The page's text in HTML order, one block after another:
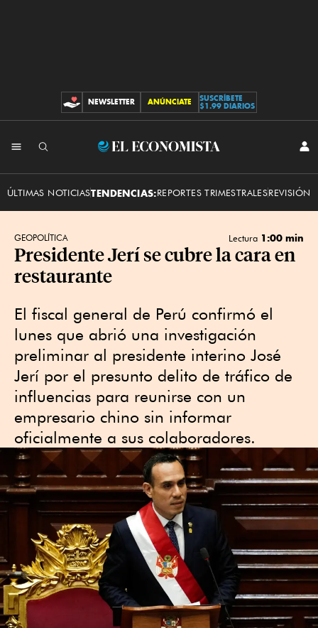
CONTRIBUCIONES
NEWSLETTER ANÚNCIATE
SUSCRÍBETE
$1.99 DIARIOS
El
ÚLTIMAS NOTICIASTENDENCIAS:REPORTES TRIMESTRALESREVISIÓN
GEOPOLÍTICA Lectura 1:00 min
Presidente Jerí se cubre la cara en
restaurante
El fiscal general de Perú confirmó el
lunes que abrió una investigación
preliminar al presidente interino José
Jerí por el presunto delito de tráfico de
influencias para reunirse con un
empresario chino sin informar
oficialmente a sus colaboradores.